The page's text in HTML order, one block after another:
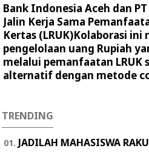
Bank Indonesia Aceh dan
Jalin Kerja Sama
Kertas (LRUK)Kolaborasi ini
pengelolaan uang Rupiah
melalui pemanfaatan LRUK
alternatif dengan metode
TRENDING
JADILAH MAHASISWA